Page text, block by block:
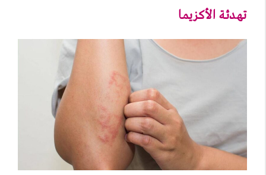
تهدئة الأكزيما